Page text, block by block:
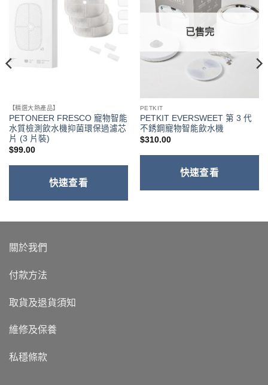
【精選大熱產品】
PETONEER FRESCO 寵物智能
水質檢測飲水機抑菌環保過濾芯
片 (3 片裝)
$99.00
快速查看
已售完
PETKIT
PETKIT EVERSWEET 第 3 代
不銹鋼寵物智能飲水機
$310.00
快速查看
關於我們
付款方法
取貨及退貨須知
維修及保養
私穩條款